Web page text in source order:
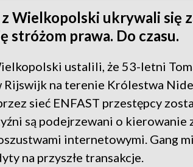
Wielkopolski ukrywali się
stróżom prawa. Do czasu.
ustalili, że 53-letni
Rijswijk na terenie Królestwa
sieć ENFAST przestępcy
są podejrzewani o kierowanie
internetowymi. Gang
na przyszłe transakcje.